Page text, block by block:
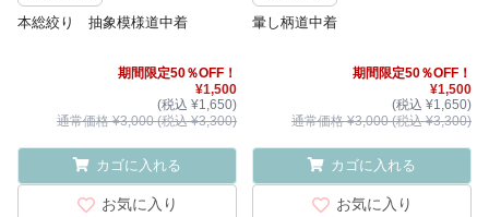
本総絞り 抽象模様道中着
期間限定50％OFF！
¥1,500
(税込 ¥1,650)
通常価格 ¥3,000 (税込 ¥3,300)
カゴに入れる
お気に入り
暈し柄道中着
期間限定50％OFF！
¥1,500
(税込 ¥1,650)
通常価格 ¥3,000 (税込 ¥3,300)
カゴに入れる
お気に入り